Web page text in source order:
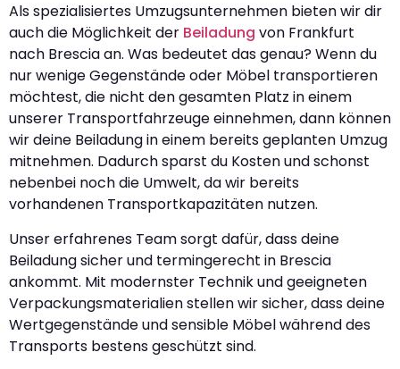
Als spezialisiertes Umzugsunternehmen bieten wir dir
auch die Möglichkeit der Beiladung von Frankfurt
nach Brescia an. Was bedeutet das genau? Wenn du
nur wenige Gegenstände oder Möbel transportieren
möchtest, die nicht den gesamten Platz in einem
unserer Transportfahrzeuge einnehmen, dann können
wir deine Beiladung in einem bereits geplanten Umzug
mitnehmen. Dadurch sparst du Kosten und schonst
nebenbei noch die Umwelt, da wir bereits
vorhandenen Transportkapazitäten nutzen.
Unser erfahrenes Team sorgt dafür, dass deine
Beiladung sicher und termingerecht in Brescia
ankommt. Mit modernster Technik und geeigneten
Verpackungsmaterialien stellen wir sicher, dass deine
Wertgegenstände und sensible Möbel während des
Transports bestens geschützt sind.